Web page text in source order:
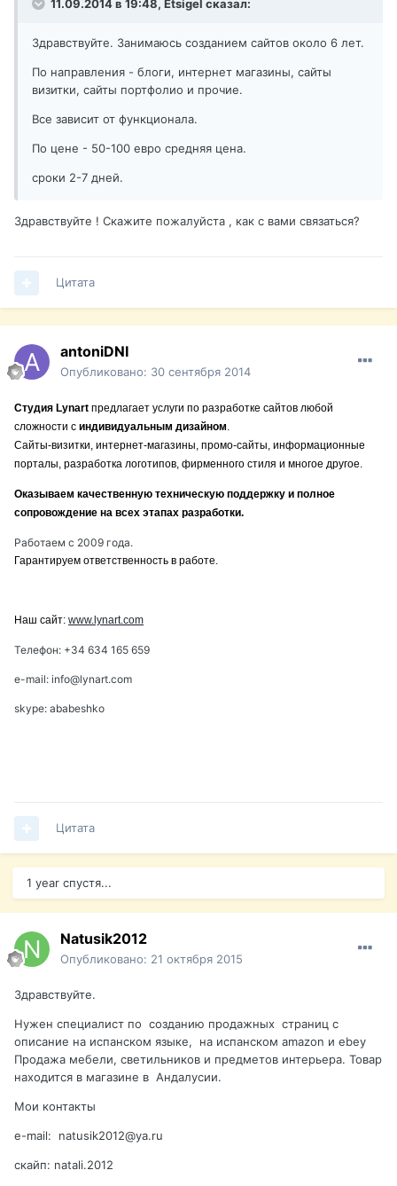
11.09.2014 в 19:48, Etsigel сказал:
Здравствуйте. Занимаюсь созданием сайтов около 6 лет.
По направления - блоги, интернет магазины, сайты
визитки, сайты портфолио и прочие.
Все зависит от функционала.
По цене - 50-100 евро средняя цена.
сроки 2-7 дней.
Здравствуйте ! Скажите пожалуйста , как с вами связаться?
Цитата
antoniDNI
Опубликовано: 30 сентября 2014
Студия Lynart предлагает услуги по разработке сайтов любой
сложности с индивидуальным дизайном.
Сайты-визитки, интернет-магазины, промо-сайты, информационные
порталы, разработка логотипов, фирменного стиля и многое другое.
Оказываем качественную техническую поддержку и полное
сопровождение на всех этапах разработки.
Работаем с 2009 года.
Гарантируем ответственность в работе.
Наш сайт: www.lynart.com
Телефон: +34 634 165 659
e-mail: info@lynart.com
skype: ababeshko
Цитата
1 year спустя...
Natusik2012
Опубликовано: 21 октября 2015
Здравствуйте.
Нужен специалист по созданию продажных страниц с
описание на испанском языке, на испанском amazon и ebey
Продажа мебели, светильников и предметов интерьера. Товар
находится в магазине в Андалусии.
Мои контакты
e-mail: natusik2012@ya.ru
скайп: natali.2012